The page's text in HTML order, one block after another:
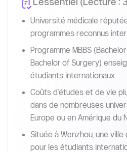
Université médicale
programmes reconnus
Programme MBBS
Bachelor of Surgery)
étudiants internationaux
Coûts d’études et de vie
dans de nombreuses
Europe ou en Amérique du
Située à Wenzhou, une
pour les étudiants